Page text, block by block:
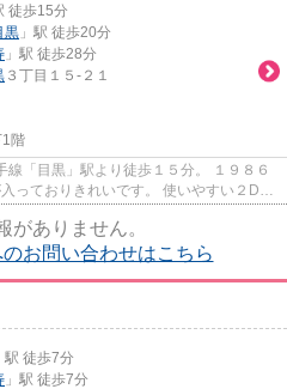
徒歩15分
黒 」駅 徒歩20分
」駅 徒歩28分
３丁目１５-２１
1階
目黒」駅より徒歩１５分。 １９８６
っておりきれいです。 使いやすい２DK
がありません。
お問い合わせはこちら
駅 徒歩7分
」駅 徒歩7分